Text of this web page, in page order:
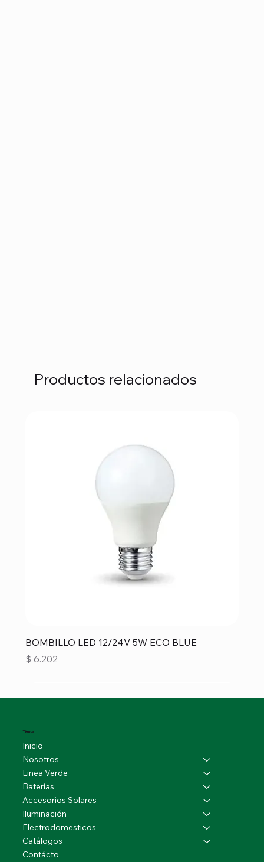
Productos relacionados
BOMBILLO LED 12/24V 5W ECO BLUE
Precio
$ 6.202
Tienda
Inicio
Nosotros
Linea Verde
Baterías
Accesorios Solares
Iluminación
Electrodomesticos
Catálogos
Contácto